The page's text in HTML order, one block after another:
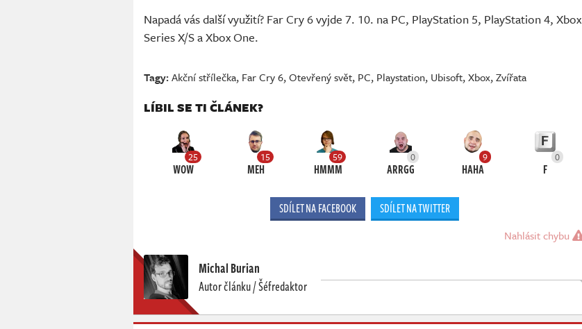
Napadá vás další využití? Far Cry 6 vyjde 7. 10. na PC, PlayStation 5, PlayStation 4, Xbox
Series X/S a Xbox One.
Tagy:Akční střílečka, Far Cry 6,Otevřený svět, PC, Playstation, Ubisoft,Xbox,Zvířata
LÍBIL SE TI ČLÁNEK?
25
WOW
15
MEH
59
HMMM
0
ARRGG
9
HAHA
0
F
SDÍLET NA FACEBOOK SDÍLET NA TWITTER
Nahlásit chybu
Michal Burian
Autor článku / Šéfredaktor